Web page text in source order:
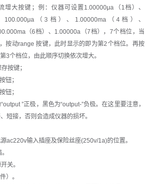
按键；例：仪器可设置1.00000μa（1档）、
100.000μa（3档）、1.00000ma（4档）、
（6档）、1.00000a（7档），7个档位，当
按动range 按键，此时显示的即为第2个档位。再按
3个档位，由此顺序切换依次增大。
按键；
；
；
”正极，黑色为“output-”负极。在这里要注意，
短接，否则会造成仪器的损坏。
输入插座及保险丝座(250v/1a)的位置。
关。
。